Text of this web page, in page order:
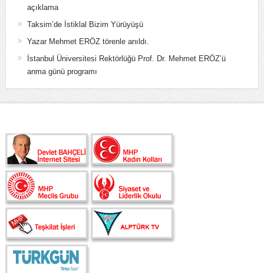
açıklama
Taksim’de İstiklal Bizim Yürüyüşü
Yazar Mehmet ERÖZ törenle anıldı.
İstanbul Üniversitesi Rektörlüğü Prof. Dr. Mehmet ERÖZ’ü
anma günü programı